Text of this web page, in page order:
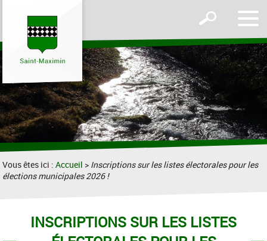
le
Afficher
formulaire
de
recherche
Vous êtes ici :Accueil > Inscriptions sur les listes électorales pour les
élections municipales 2026 !
INSCRIPTIONS SUR LES LISTES